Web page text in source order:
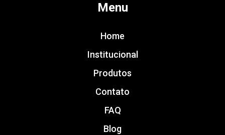
Menu
Home
Institucional
Produtos
Contato
FAQ
Blog